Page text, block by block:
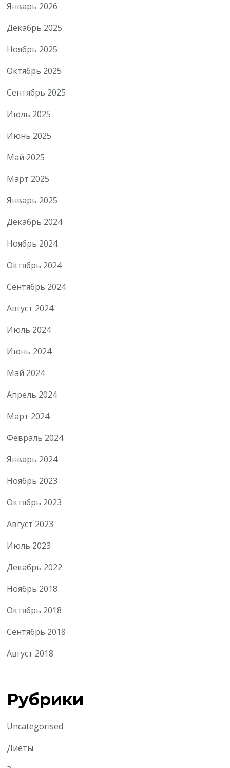
Январь 2026
Декабрь 2025
Ноябрь 2025
Октябрь 2025
Сентябрь 2025
Июль 2025
Июнь 2025
Май 2025
Март 2025
Январь 2025
Декабрь 2024
Ноябрь 2024
Октябрь 2024
Сентябрь 2024
Август 2024
Июль 2024
Июнь 2024
Май 2024
Апрель 2024
Март 2024
Февраль 2024
Январь 2024
Ноябрь 2023
Октябрь 2023
Август 2023
Июль 2023
Декабрь 2022
Ноябрь 2018
Октябрь 2018
Сентябрь 2018
Август 2018
Рубрики
Uncategorised
Диеты